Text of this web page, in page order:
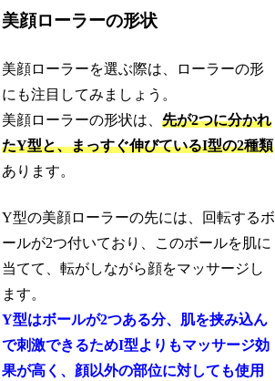
美顔ローラーの形状
美顔ローラーを選ぶ際は、ローラーの形
にも注目してみましょう。
美顔ローラーの形状は、先が2つに分かれ
たY型と、まっすぐ伸びているI型の2種類
あります。
Y型の美顔ローラーの先には、回転するボ
ールが2つ付いており、このボールを肌に
当てて、転がしながら顔をマッサージし
ます。
Y型はボールが2つある分、肌を挟み込ん
で刺激できるためI型よりもマッサージ効
果が高く、顔以外の部位に対しても使用